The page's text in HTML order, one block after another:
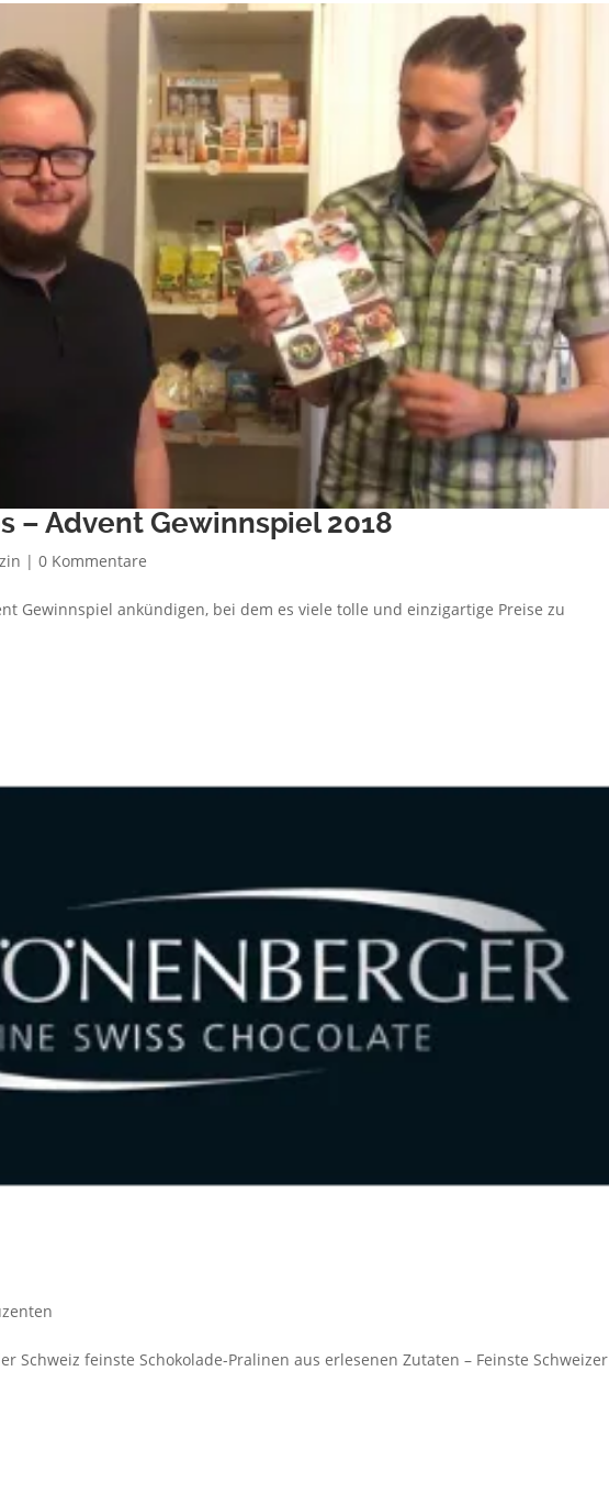
– Advent Gewinnspiel 2018
|0 Kommentare
Gewinnspiel ankündigen, bei dem es viele tolle und einzigartige Preise zu
Schweiz feinste Schokolade-Pralinen aus erlesenen Zutaten – Feinste Schweizer